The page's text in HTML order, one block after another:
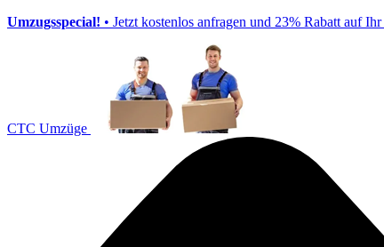
Umzugsspecial! • Jetzt kostenlos anfragen und 23% Rabatt auf
CTC Umzüge